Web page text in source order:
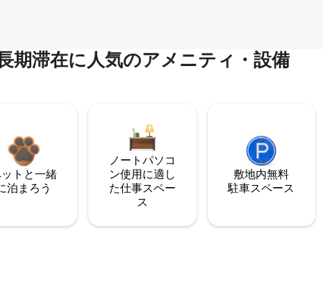
期滞在に人気のアメニティ・設備
トと一緒
泊まろう
ノートパソコ
ン使用に適し
た仕事スペー
ス
敷地内無料
駐⁠車ス⁠ペ⁠ー⁠ス